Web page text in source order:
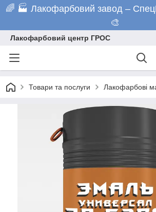
🌈 🏭 Лакофарбовий завод –
🎨
Лакофарбовий центр ГРОС
Товари та послуги Лакофарбові